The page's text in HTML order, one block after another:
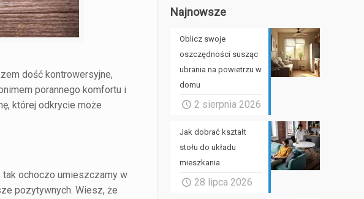
dość kontrowersyjne,
porannego komfortu i
której odkrycie może
tak ochoczo umieszczamy w
pozytywnych. Wiesz, że
Najnowsze
Oblicz swoje
oszczędności susząc
ubrania na powietrzu w
domu
2 sierpnia 2026
Jak dobrać kształt
stołu do układu
mieszkania
28 lipca 2026